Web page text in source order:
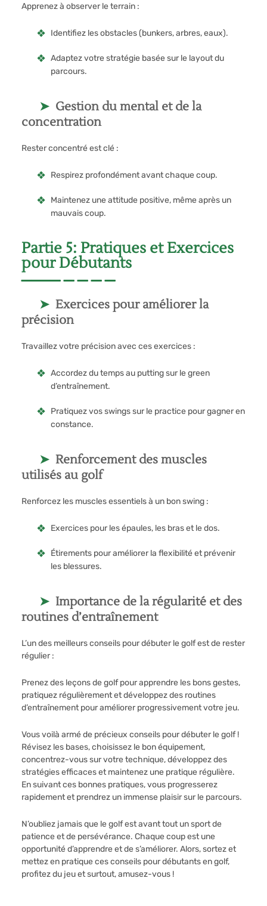
Apprenez à observer le terrain :
Identifiez les obstacles (bunkers, arbres, eaux).
Adaptez votre stratégie basée sur le layout du
parcours.
Gestion du mental et de la
concentration
Rester concentré est clé :
Respirez profondément avant chaque coup.
Maintenez une attitude positive, même après un
mauvais coup.
Partie 5: Pratiques et Exercices
pour Débutants
Exercices pour améliorer la
précision
Travaillez votre précision avec ces exercices :
Accordez du temps au putting sur le green
d’entraînement.
Pratiquez vos swings sur le practice pour gagner en
constance.
Renforcement des muscles
utilisés au golf
Renforcez les muscles essentiels à un bon swing :
Exercices pour les épaules, les bras et le dos.
Étirements pour améliorer la flexibilité et prévenir
les blessures.
Importance de la régularité et des
routines d’entraînement
L’un des meilleurs conseils pour débuter le golf est de rester
régulier :
Prenez des leçons de golf pour apprendre les bons gestes,
pratiquez régulièrement et développez des routines
d’entraînement pour améliorer progressivement votre jeu.
Vous voilà armé de précieux conseils pour débuter le golf !
Révisez les bases, choisissez le bon équipement,
concentrez-vous sur votre technique, développez des
stratégies efficaces et maintenez une pratique régulière.
En suivant ces bonnes pratiques, vous progresserez
rapidement et prendrez un immense plaisir sur le parcours.
N’oubliez jamais que le golf est avant tout un sport de
patience et de persévérance. Chaque coup est une
opportunité d’apprendre et de s’améliorer. Alors, sortez et
mettez en pratique ces conseils pour débutants en golf,
profitez du jeu et surtout, amusez-vous !